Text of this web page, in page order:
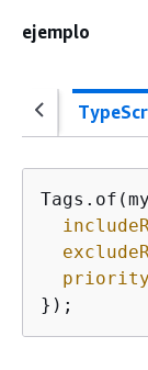
ejemplo
priority
});